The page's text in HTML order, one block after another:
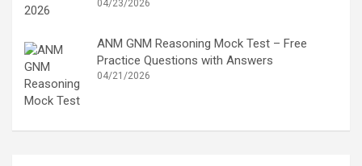
04/23/2026
ANM GNM Reasoning Mock Test – Free
Practice Questions with Answers
04/21/2026